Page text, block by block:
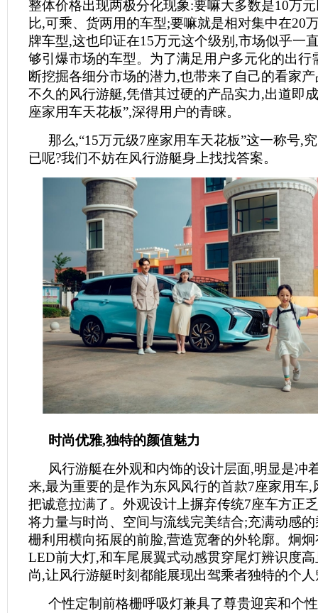
整体价格出现两极分化现象:要嘛大多数是10万
比,可乘、货两用的车型;要嘛就是相对集中在20
牌车型,这也印证在15万元这个级别,市场似乎一
够引爆市场的车型。为了满足用户多元化的出行
断挖掘各细分市场的潜力,也带来了自己的看家
不久的风行游艇,凭借其过硬的产品实力,出道即
座家用车天花板”,深得用户的青睐。
那么,“15万元级7座家用车天花板”这一称号,
已呢?我们不妨在风行游艇身上找找答案。
时尚优雅,独特的颜值魅力
风行游艇在外观和内饰的设计层面,明显是冲
来,最为重要的是作为东风风行的首款7座家用车,
把诚意拉满了。外观设计上摒弃传统7座车方正
将力量与时尚、空间与流线完美结合;充满动感
栅利用横向拓展的前脸,营造宽奢的外轮廓。炯
LED前大灯,和车尾展翼式动感贯穿尾灯辨识度
尚,让风行游艇时刻都能展现出驾乘者独特的个
个性定制前格栅呼吸灯兼具了尊贵迎宾和个